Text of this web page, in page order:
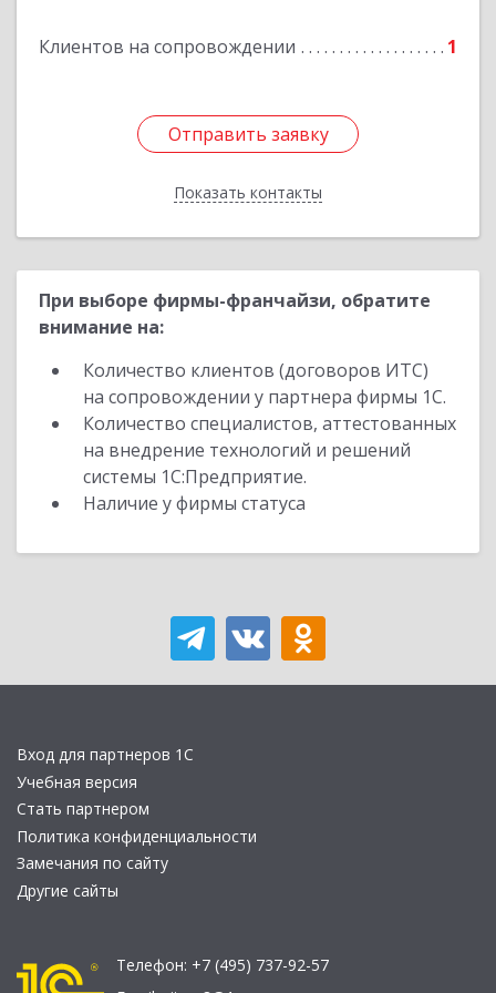
Клиентов на сопровождении 1
Отправить заявку
Показать контакты
Подробнее
Отправить заявку
Назад
При выборе фирмы-франчайзи, обратите
внимание на:
Количество клиентов (договоров ИТС)
на сопровождении у партнера фирмы 1С.
Количество специалистов, аттестованных
на внедрение технологий и решений
системы 1С:Предприятие.
Наличие у фирмы статуса
Вход для партнеров 1С
Учебная версия
Стать партнером
Политика конфиденциальности
Замечания по сайту
Другие сайты
Телефон: +7 (495) 737-92-57